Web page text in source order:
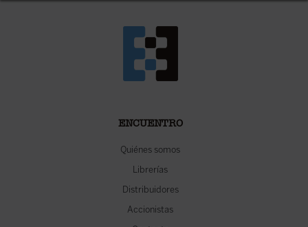
ENCUENTRO
Quiénes somos
Librerías
Distribuidores
Accionistas